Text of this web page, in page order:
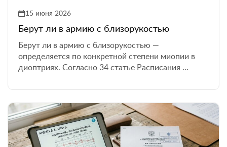
15 июня 2026
Берут ли в армию с близорукостью
Берут ли в армию с близорукостью —
определяется по конкретной степени миопии в
диоптриях. Согласно 34 статье Расписания ...